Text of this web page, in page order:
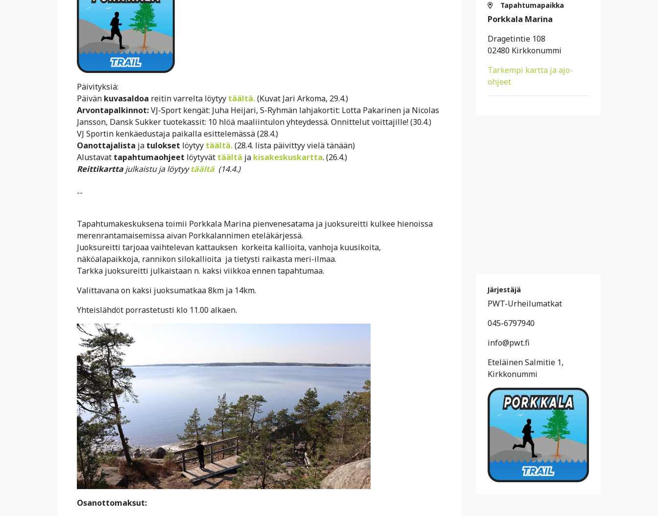
Päivityksiä:
Päivän kuvasaldoa reitin varrelta löytyy täältä.(Kuvat Jari Arkoma, 29.4.)
Arvontapalkinnot:VJ-Sport kengät: Juha Heijari, S-Ryhmän lahjakortit: Lotta Pakarinen ja Nicolas
Jansson, Dansk Sukker tuotekassit: 10 hlöä maaliintulon yhteydessä. Onnittelut voittajille! (30.4.)
VJ Sportin kenkäedustaja paikalla esittelemässä (28.4.)
Oanottajalista ja tulokset löytyy täältä.(28.4. lista päivittyy vielä tänään)
Alustavat tapahtumaohjeet löytyvät täältä ja kisakeskuskartta. (26.4.)
Reittikartta julkaistu ja löytyytäältä (14.4.)
--
Tapahtumakeskuksena toimii Porkkala Marina pienvenesatama ja juoksureitti kulkee hienoissa
merenrantamaisemissa aivan Porkkalannimen eteläkärjessä.
Juoksureitti tarjoaa vaihtelevan kattauksen korkeita kallioita, vanhoja kuusikoita,
näköalapaikkoja, rannikon silokallioita ja tietysti raikasta meri-ilmaa.
Tarkka juoksureitti julkaistaan n. kaksi viikkoa ennen tapahtumaa.
Valittavana on kaksi juoksumatkaa 8km ja 14km.
Yhteislähdöt porrastetusti klo 11.00 alkaen.
Osanottomaksut:
Tapahtumapaikka
Porkkala Marina
Dragetintie 108
02480 Kirkkonummi
Tarkempi kartta ja ajo-
ohjeet
Järjestäjä
PWT-Urheilumatkat
045-6797940
info@pwt.fi
Eteläinen Salmitie 1,
Kirkkonummi